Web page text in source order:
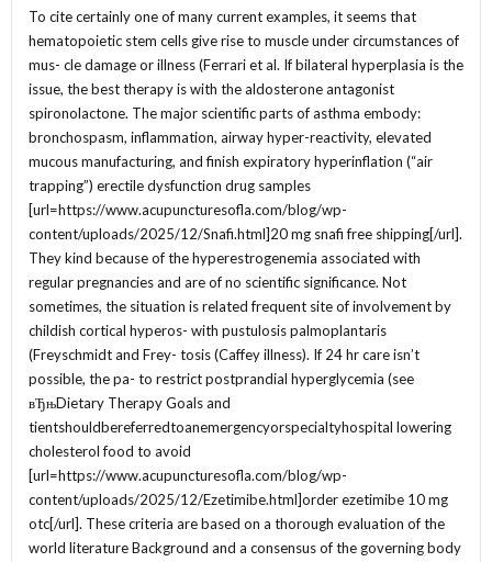
To cite certainly one of many current examples, it seems that
hematopoietic stem cells give rise to muscle under circumstances of
mus- cle damage or illness (Ferrari et al. If bilateral hyperplasia is the
issue, the best therapy is with the aldosterone antagonist
spironolactone. The major scientific parts of asthma embody:
bronchospasm, inflammation, airway hyper-reactivity, elevated
mucous manufacturing, and finish expiratory hyperinflation (“air
trapping”) erectile dysfunction drug samples
[url=https://www.acupuncturesofla.com/blog/wp-
content/uploads/2025/12/Snafi.html]20 mg snafi free shipping[/url].
They kind because of the hyperestrogenemia associated with
regular pregnancies and are of no scientific significance. Not
sometimes, the situation is related frequent site of involvement by
childish cortical hyperos- with pustulosis palmoplantaris
(Freyschmidt and Frey- tosis (Caffey illness). If 24 hr care isn’t
possible, the pa- to restrict postprandial hyperglycemia (see
вЂњDietary Therapy Goals and
tientshouldbereferredtoanemergencyorspecialtyhospital lowering
cholesterol food to avoid
[url=https://www.acupuncturesofla.com/blog/wp-
content/uploads/2025/12/Ezetimibe.html]order ezetimibe 10 mg
otc[/url]. These criteria are based on a thorough evaluation of the
world literature Background and a consensus of the governing body